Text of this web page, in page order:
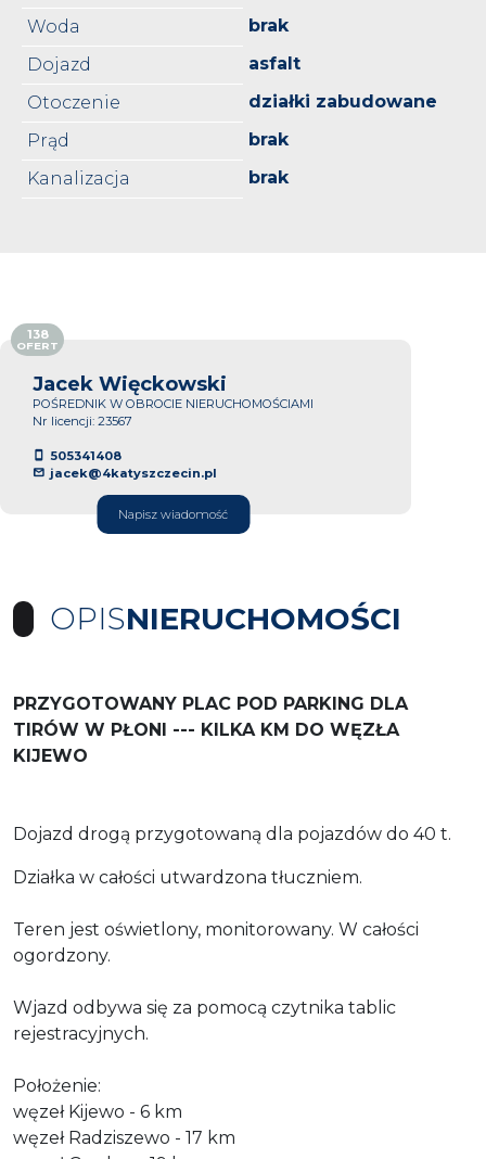
Woda
brak
Dojazd
asfalt
Otoczenie
działki zabudowane
Prąd
brak
Kanalizacja
brak
Jacek Więckowski
POŚREDNIK W OBROCIE NIERUCHOMOŚCIAMI
Nr licencji: 23567
505341408
jacek@4katyszczecin.pl
Napisz wiadomość
138
OFERT
OPISNIERUCHOMOŚCI
PRZYGOTOWANY PLAC POD PARKING DLA
TIRÓW W PŁONI --- KILKA KM DO WĘZŁA
KIJEWO
Dojazd drogą przygotowaną dla pojazdów do 40 t.
Działka w całości utwardzona tłuczniem.
Teren jest oświetlony, monitorowany. W całości
ogordzony.
Wjazd odbywa się za pomocą czytnika tablic
rejestracyjnych.
Położenie:
węzeł Kijewo - 6 km
węzeł Radziszewo - 17 km